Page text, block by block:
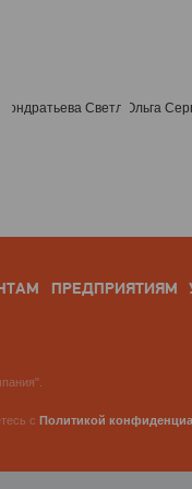
ПРЕДПРИЯТИЯМ
с Политикой